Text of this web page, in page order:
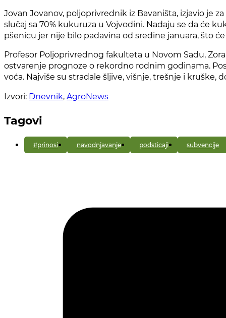
Jovan Jovanov, poljoprivrednik iz Bavaništa, izjavio je
slučaj sa 70% kukuruza u Vojvodini. Nadaju se da će
pšenicu jer nije bilo padavina od sredine januara, što
Profesor Poljoprivrednog fakulteta u Novom Sadu,
ostvarenje prognoze o rekordno rodnim godinama.
voća. Najviše su stradale šljive, višnje, trešnje i
Izvori: Dnevnik, AgroNews
Tagovi
#prinosi navodnjavanje podsticaji subvencije